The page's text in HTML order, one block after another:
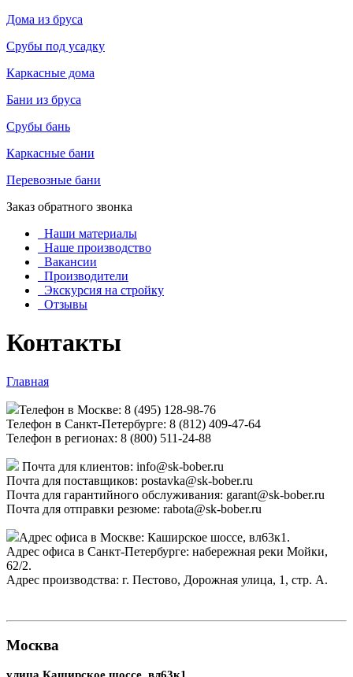
Дома из бруса
Срубы под усадку
Каркасные дома
Бани из бруса
Срубы бань
Каркасные бани
Перевозные бани
Заказ обратного звонка
Наши материалы
Наше производство
Вакансии
Производители
Экскурсия на стройку
Отзывы
Контакты
Главная
Телефон в Москве: 8 (495) 128-98-76
Телефон в Санкт-Петербурге: 8 (812) 409-47-64
Телефон в регионах: 8 (800) 511-24-88
Почта для клиентов: info@sk-bober.ru
Почта для поставщиков: postavka@sk-bober.ru
Почта для гарантийного обслуживания: garant@sk-bober.ru
Почта для отправки резюме: rabota@sk-bober.ru
Адрес офиса в Москве: Каширское шоссе, вл63к1.
Адрес офиса в Санкт-Петербурге: набережная реки Мойки,
62/2.
Адрес производства: г. Пестово, Дорожная улица, 1, стр. А.
Москва